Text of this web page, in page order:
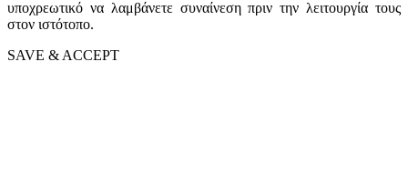
υποχρεωτικό να λαμβάνετε συναίνεση πριν την λειτουργία τους
στον ιστότοπο.
SAVE & ACCEPT